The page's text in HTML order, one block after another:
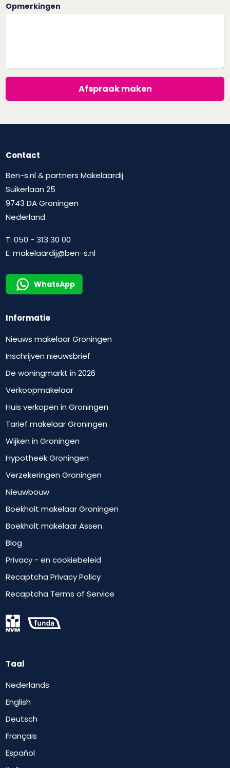
Opmerkingen
Afspraak maken
Contact
Ben-s.nl & partners Makelaardij
Suikerlaan 25
9743 DA Groningen
Nederland
T:050 - 313 30 00
E:makelaardij@ben-s.nl
WhatsApp
Informatie
Nieuws makelaar Groningen
Inschrijven nieuwsbrief
De woningmarkt in 2026
Verkoopmakelaar
Huis verkopen in Groningen
Tarief makelaar Groningen
Wijken in Groningen
Hypotheek Groningen
Verzekeringen Groningen
Nieuwbouw
Boekholt makelaar Groningen
Boekholt makelaar Assen
Blog
Privacy - en cookiebeleid
Recaptcha Privacy Policy
Recaptcha Terms of Service
Taal
Nederlands
English
Deutsch
Français
Español